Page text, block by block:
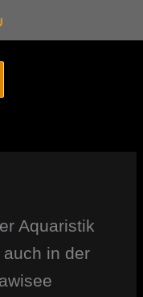
Aquaristik
auch in der